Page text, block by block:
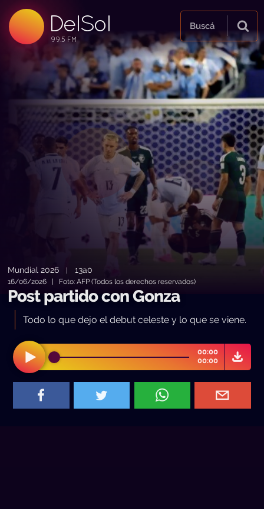
DelSol
99.5 FM
99.5 FM
99.5 FM
Buscá
Mundial 2026 |13a0
16/06/2026 | Foto: AFP (Todos los derechos reservados)
Post partido con Gonza
Todo lo que dejo el debut celeste y lo que se viene.
00:00
00:00